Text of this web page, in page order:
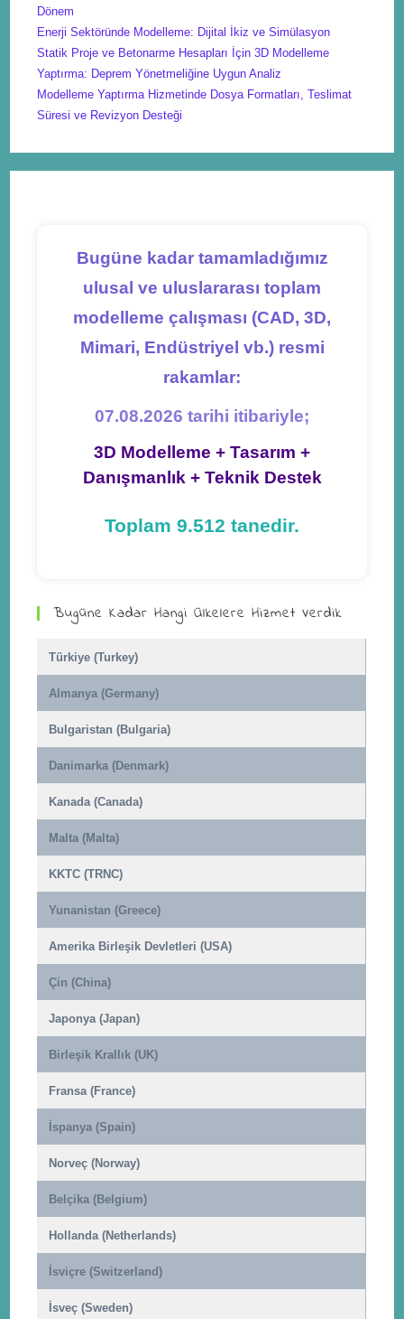
Dönem
Enerji Sektöründe Modelleme: Dijital İkiz ve Simülasyon
Statik Proje ve Betonarme Hesapları İçin 3D Modelleme
Yaptırma: Deprem Yönetmeliğine Uygun Analiz
Modelleme Yaptırma Hizmetinde Dosya Formatları, Teslimat
Süresi ve Revizyon Desteği
Bugüne kadar tamamladığımız
ulusal ve uluslararası toplam
modelleme çalışması (CAD, 3D,
Mimari, Endüstriyel vb.) resmi
rakamlar:
07.08.2026 tarihi itibariyle;
3D Modelleme + Tasarım +
Danışmanlık + Teknik Destek
Toplam 9.512 tanedir.
Bugüne Kadar Hangi Ülkelere Hizmet Verdik
Türkiye (Turkey)
Almanya (Germany)
Bulgaristan (Bulgaria)
Danimarka (Denmark)
Kanada (Canada)
Malta (Malta)
KKTC (TRNC)
Yunanistan (Greece)
Amerika Birleşik Devletleri (USA)
Çin (China)
Japonya (Japan)
Birleşik Krallık (UK)
Fransa (France)
İspanya (Spain)
Norveç (Norway)
Belçika (Belgium)
Hollanda (Netherlands)
İsviçre (Switzerland)
İsveç (Sweden)